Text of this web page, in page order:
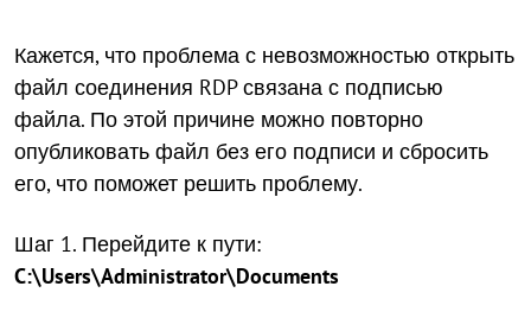
Кажется, что проблема с невозможностью открыть
файл соединения RDP связана с подписью
файла. По этой причине можно повторно
опубликовать файл без его подписи и сбросить
его, что поможет решить проблему.
Шаг 1. Перейдите к пути:
C:\Users\Administrator\Documents